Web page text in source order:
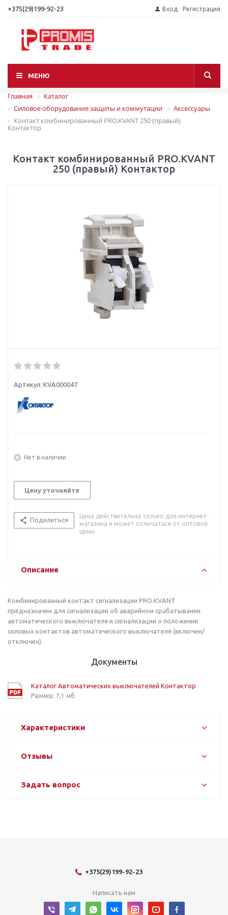
+375(29)199-92-23 Вход Регистрация
МЕНЮ
Главная
Каталог
Силовое оборудование защиты и коммутации
Аксессуары
Контакт комбинированный PRO.KVANT 250 (правый)
Контактор
Контакт комбинированный PRO.KVANT
250 (правый) Контактор
Артикул: KVA000047
Нет в наличии
Цену уточняйте
Поделиться
Цена действительна только для интернет-
магазина и может отличаться от оптовой
цены
Описание
Комбинированный контакт сигнализации PRO.KVANT
предназначен для сигнализации об аварийном срабатывании
автоматического выключателя и сигнализации о положении
силовых контактов автоматического выключателя (включен/
отключен).
Документы
Каталог Автоматических выключателей Контактор
Размер: 7,1 мб
Характеристики
Отзывы
Задать вопрос
+375(29)199-92-23
Написать нам